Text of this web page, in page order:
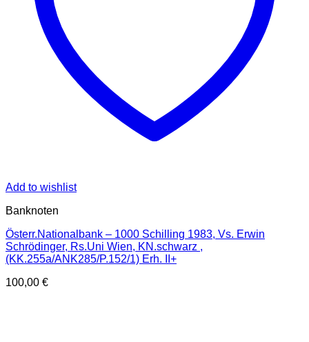
Add to wishlist
Banknoten
Österr.Nationalbank – 1000 Schilling 1983, Vs. Erwin
Schrödinger, Rs.Uni Wien, KN.schwarz ,
(KK.255a/ANK285/P.152/1) Erh. II+
100,00 €